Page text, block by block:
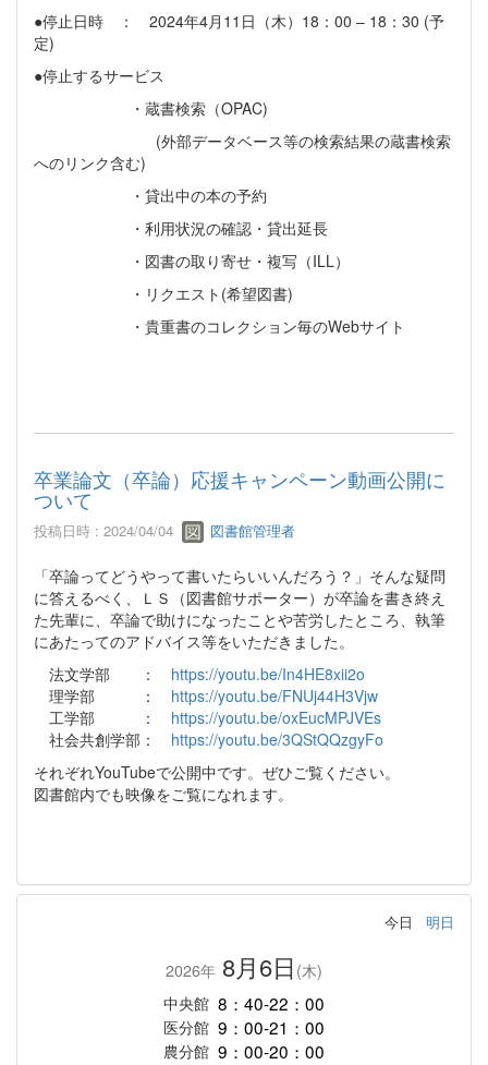
●停止日時 ： 2024年4月11日（木）18：00 – 18：30 (予
定)
●停止するサービス
・蔵書検索（OPAC)
(外部データベース等の検索結果の蔵書検索
へのリンク含む)
・貸出中の本の予約
・利用状況の確認・貸出延長
・図書の取り寄せ・複写（ILL）
・リクエスト(希望図書)
・貴重書のコレクション毎のWebサイト
卒業論文（卒論）応援キャンペーン動画公開に
ついて
投稿日時 : 2024/04/04 図書館管理者
「卒論ってどうやって書いたらいいんだろう？」そんな疑問
に答えるべく、ＬＳ（図書館サポーター）が卒論を書き終え
た先輩に、卒論で助けになったことや苦労したところ、執筆
にあたってのアドバイス等をいただきました。
法文学部 ： https://youtu.be/In4HE8xii2o
理学部 ： https://youtu.be/FNUj44H3Vjw
工学部 ： https://youtu.be/oxEucMPJVEs
社会共創学部： https://youtu.be/3QStQQzgyFo
それぞれYouTubeで公開中です。ぜひご覧ください。
図書館内でも映像をご覧になれます。
今日 明日
2026年 8月6日 (木)
中央館 8：40-22：00
医分館 9：00-21：00
農分館 9：00-20：00